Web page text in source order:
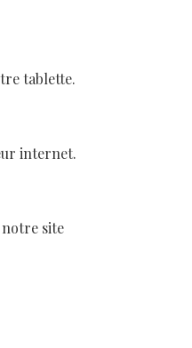
tablette.
internet.
notre site